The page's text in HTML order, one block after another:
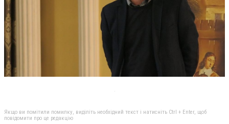
Якщо ви помітили помилку, виділіть необхідний текст і натисніть Ctrl + Enter, щоб
повідомити про це редакцію